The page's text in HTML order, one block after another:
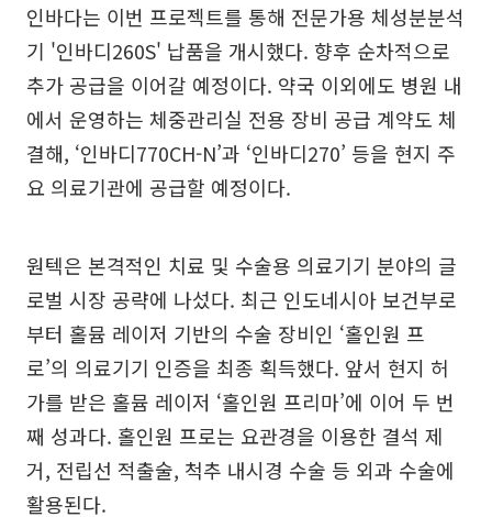
인바다는 이번 프로젝트를 통해 전문가용 체성분분석
기 '인바디260S' 납품을 개시했다. 향후 순차적으로
추가 공급을 이어갈 예정이다. 약국 이외에도 병원 내
에서 운영하는 체중관리실 전용 장비 공급 계약도 체
결해, ‘인바디770CH-N’과 ‘인바디270’ 등을 현지 주
요 의료기관에 공급할 예정이다.
원텍은 본격적인 치료 및 수술용 의료기기 분야의 글
로벌 시장 공략에 나섰다. 최근 인도네시아 보건부로
부터 홀뮴 레이저 기반의 수술 장비인 ‘홀인원 프
로’의 의료기기 인증을 최종 획득했다. 앞서 현지 허
가를 받은 홀뮴 레이저 ‘홀인원 프리마’에 이어 두 번
째 성과다. 홀인원 프로는 요관경을 이용한 결석 제
거, 전립선 적출술, 척추 내시경 수술 등 외과 수술에
활용된다.